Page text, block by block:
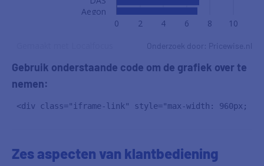
Onderzoek door: Pricewise.nl
Gebruik onderstaande code om de grafiek over te
nemen:
<div class="iframe-link" style="max-width: 960px;
Zes aspecten van klantbediening